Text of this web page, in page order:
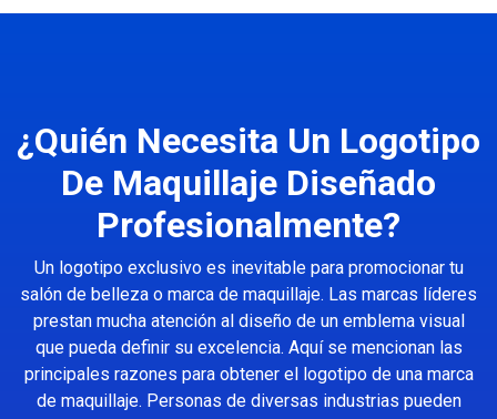
¿Quién Necesita Un Logotipo
De Maquillaje Diseñado
Profesionalmente?
Un logotipo exclusivo es inevitable para promocionar tu
salón de belleza o marca de maquillaje. Las marcas líderes
prestan mucha atención al diseño de un emblema visual
que pueda definir su excelencia. Aquí se mencionan las
principales razones para obtener el logotipo de una marca
de maquillaje. Personas de diversas industrias pueden